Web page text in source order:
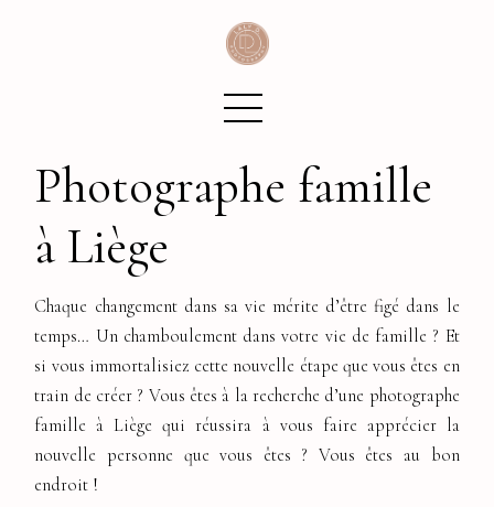
Photographe famille
à Liège
Chaque changement dans sa vie mérite d’être figé dans le
temps… Un chamboulement dans votre vie de famille ? Et
si vous immortalisiez cette nouvelle étape que vous êtes en
train de créer ? Vous êtes à la recherche d’une photographe
famille à Liège qui réussira à vous faire apprécier la
nouvelle personne que vous êtes ? Vous êtes au bon
endroit !